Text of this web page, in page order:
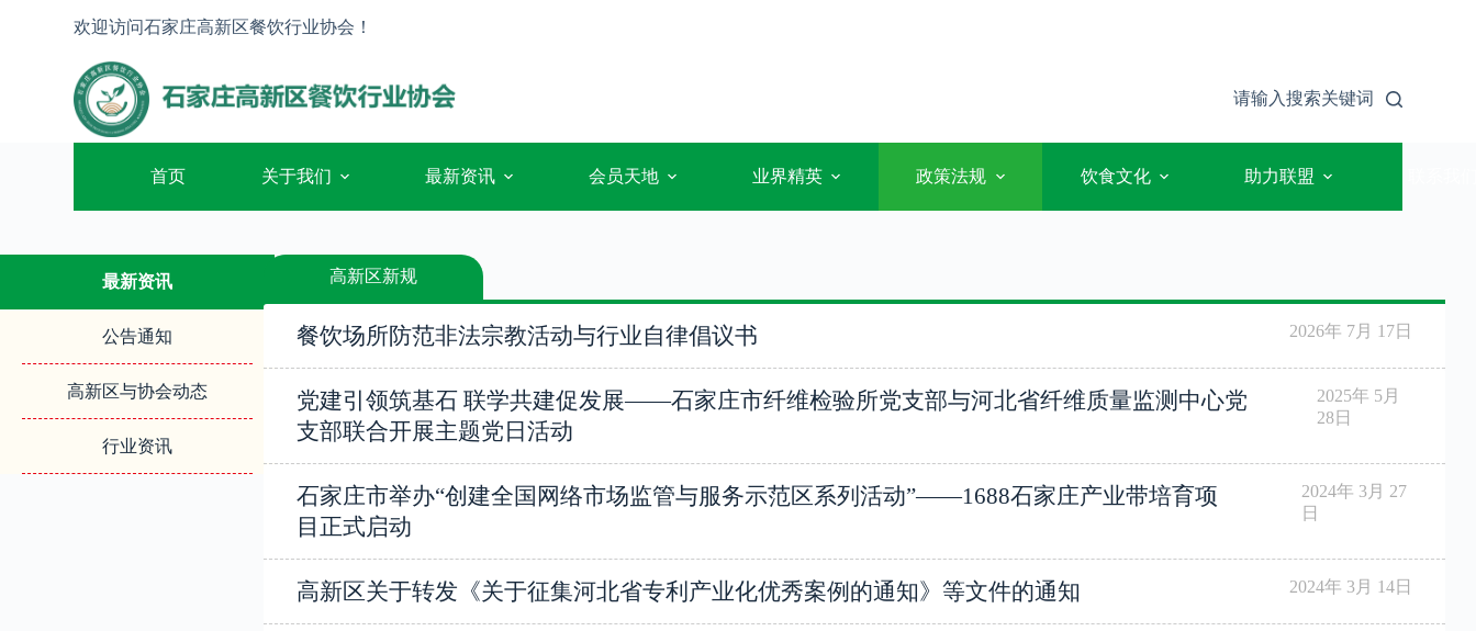
欢迎访问石家庄高新区餐饮行业协会！
请输入搜索关键词
首页 关于我们 最新资讯 会员天地 业界精英 政策法规 饮食文化 助力联盟
最新资讯
公告通知
高新区与协会动态
行业资讯
高新区新规
餐饮场所防范非法宗教活动与行业自律倡议书 2026年 7月 17日
党建引领筑基石 联学共建促发展——石家庄市纤维检验所党支部与河北省纤维质量监测中心党
支部联合开展主题党日活动
2025年 5月
28日
石家庄市举办“创建全国网络市场监管与服务示范区系列活动”——1688石家庄产业带培育项
目正式启动
2024年 3月 27
日
高新区关于转发《关于征集河北省专利产业化优秀案例的通知》等文件的通知 2024年 3月 14日